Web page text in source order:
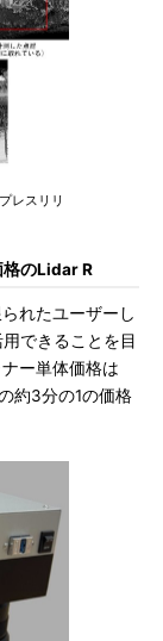
レスリリ
格のLidar R
れたユーザーし
できることを目
ー単体価格は
約3分の1の価格